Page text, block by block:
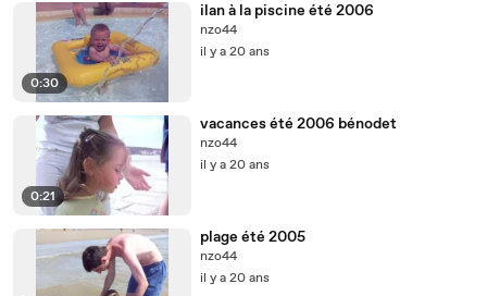
0:30
ilan à la piscine été 2006
nzo44
il y a 20 ans
0:21
vacances été 2006 bénodet
nzo44
il y a 20 ans
plage été 2005
nzo44
il y a 20 ans